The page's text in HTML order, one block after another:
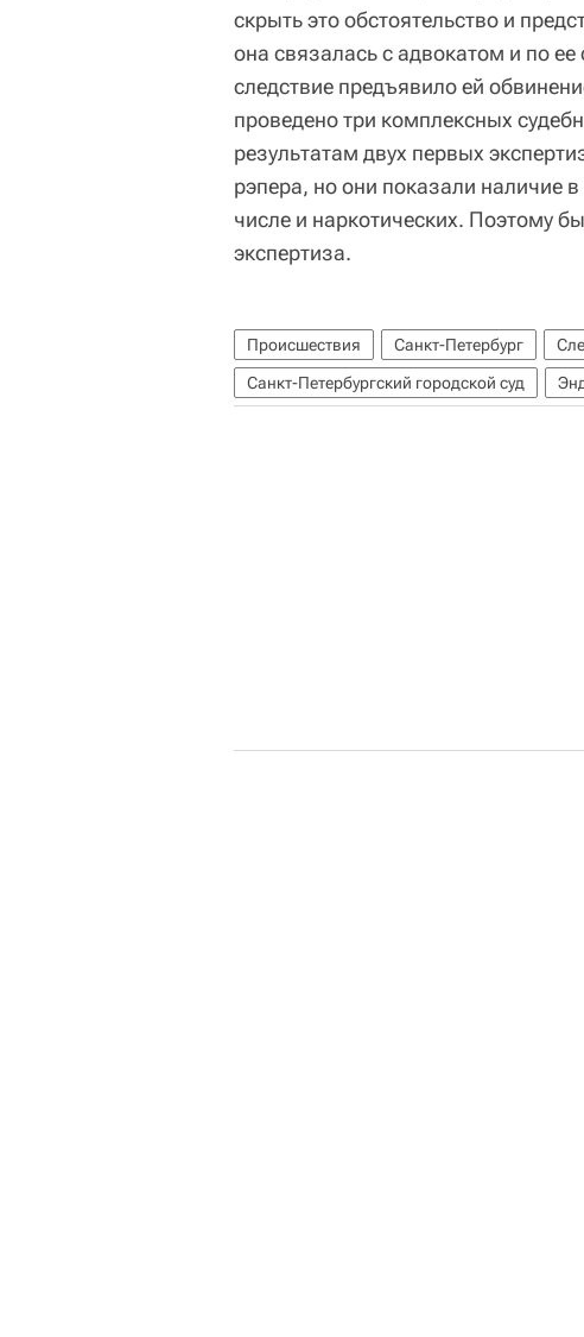
скрыть это обстоятельство и
она связалась с адвокатом и по
следствие предъявило ей
проведено три комплексных
результатам двух первых
рэпера, но они показали наличие
числе и наркотических. Поэтому
экспертиза.
Происшествия Санкт-Петербург
Санкт-Петербургский городской суд